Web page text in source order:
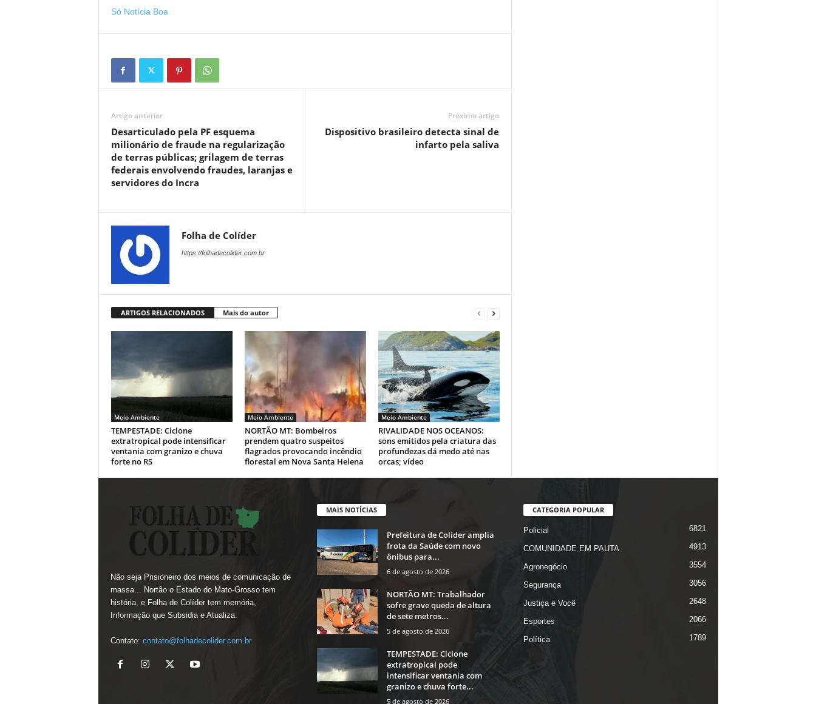
Só Notícia Boa
Artigo anterior
Desarticulado pela PF esquema
milionário de fraude na regularização
de terras públicas; grilagem de terras
federais envolvendo fraudes, laranjas e
servidores do Incra
Próximo artigo
Dispositivo brasileiro detecta sinal de
infarto pela saliva
Folha de Colíder
https://folhadecolider.com.br
ARTIGOS RELACIONADOS Mais do autor
Meio Ambiente
TEMPESTADE: Ciclone
extratropical pode intensificar
ventania com granizo e chuva
forte no RS
Meio Ambiente
NORTÃO MT: Bombeiros
prendem quatro suspeitos
flagrados provocando incêndio
florestal em Nova Santa Helena
Meio Ambiente
RIVALIDADE NOS OCEANOS:
sons emitidos pela criatura das
profundezas dá medo até nas
orcas; vídeo
Não seja Prisioneiro dos meios de comunicação de
massa... Nortão o Estado do Mato-Grosso tem
história, e Folha de Colíder tem memória,
Informação que Subsidia e Atualiza.
Contato: contato@folhadecolider.com.br
MAIS NOTÍCIAS
Prefeitura de Colíder amplia
frota da Saúde com novo
ônibus para...
6 de agosto de 2026
NORTÃO MT: Trabalhador
sofre grave queda de altura
de sete metros...
5 de agosto de 2026
TEMPESTADE: Ciclone
extratropical pode
intensificar ventania com
granizo e chuva forte...
5 de agosto de 2026
CATEGORIA POPULAR
Policial 6821
COMUNIDADE EM PAUTA 4913
Agronegócio 3554
Segurança 3056
Justiça e Você 2648
Esportes 2066
Política 1789